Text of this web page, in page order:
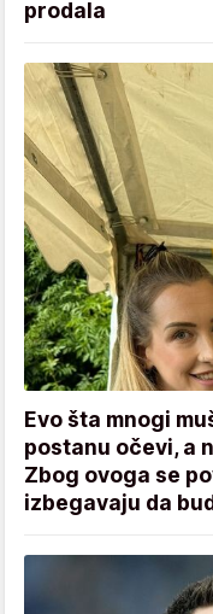
prodala
Evo šta mnogi
postanu očevi, a
Zbog ovoga se
izbegavaju da